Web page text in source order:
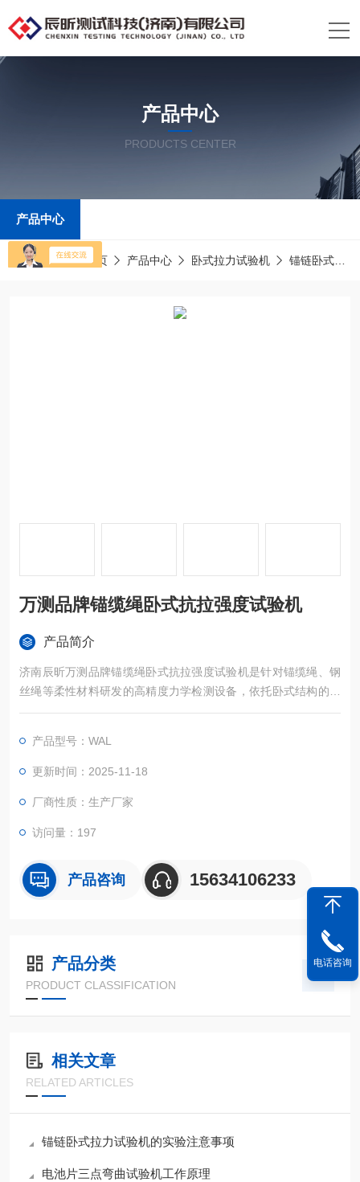
产品中心
PRODUCTS CENTER
产品中心
当前位置：首页 产品中心 卧式拉力试验机 锚链卧式拉力试验机
万测品牌锚缆绳卧式抗拉强度试验机
产品简介
济南辰昕万测品牌锚缆绳卧式抗拉强度试验机是针对锚缆绳、钢
丝绳等柔性材料研发的高精度力学检测设备，依托卧式结构的空
间优势与稳定可靠的测试性能，成为船舶制造、海洋工程、港口
安全性能评估提供精准且具公信力的数据支撑。
产品型号：WAL
更新时间：2025-11-18
厂商性质：生产厂家
访问量：197
产品咨询 15634106233
产品分类
PRODUCT CLASSIFICATION
相关文章
RELATED ARTICLES
锚链卧式拉力试验机的实验注意事项
电池片三点弯曲试验机工作原理
电话咨询